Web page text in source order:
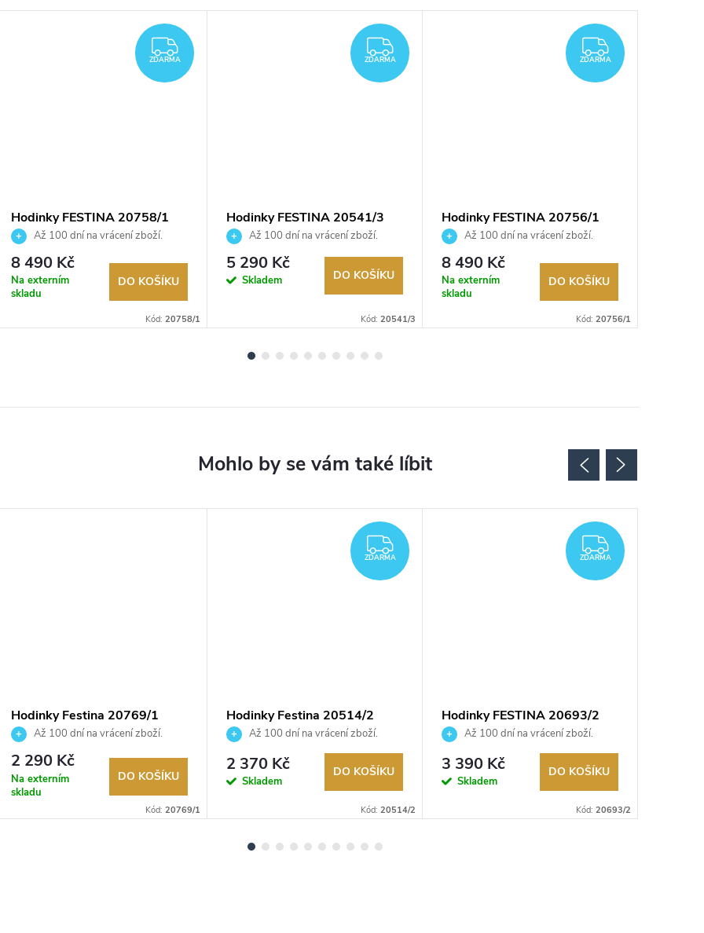
ZDARMA
ZDARMA
Hodinky FESTINA 20758/1
Až 100 dní na vrácení zboží.
Autorizovaný prodejce.
8 490 Kč
Na externím
skladu
DO KOŠÍKU
Kód: 20758/1
ZDARMA
ZDARMA
Hodinky FESTINA 20541/3
Až 100 dní na vrácení zboží.
Autorizovaný prodejce.
5 290 Kč
Skladem DO KOŠÍKU
Kód: 20541/3
ZDARMA
ZDARMA
Hodinky FESTINA 20756/1
Až 100 dní na vrácení zboží.
Autorizovaný prodejce.
8 490 Kč
Na externím
skladu
DO KOŠÍKU
Kód: 20756/1
Hodinky Festina 20769/1
Až 100 dní na vrácení zboží.
Autorizovaný prodejce.
2 290 Kč
Na externím
skladu
DO KOŠÍKU
Kód: 20769/1
ZDARMA
ZDARMA
Hodinky Festina 20514/2
Až 100 dní na vrácení zboží.
Autorizovaný prodejce.
2 370 Kč
Skladem
DO KOŠÍKU
Kód: 20514/2
ZDARMA
ZDARMA
Hodinky FESTINA 20693/2
Až 100 dní na vrácení zboží.
Autorizovaný prodejce.
3 390 Kč
Skladem
DO KOŠÍKU
Kód: 20693/2